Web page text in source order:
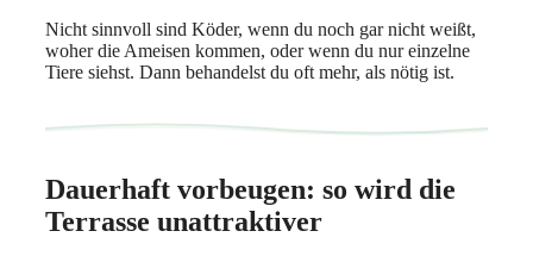
Nicht sinnvoll sind Köder, wenn du noch gar nicht weißt,
woher die Ameisen kommen, oder wenn du nur einzelne
Tiere siehst. Dann behandelst du oft mehr, als nötig ist.
Dauerhaft vorbeugen: so wird die
Terrasse unattraktiver